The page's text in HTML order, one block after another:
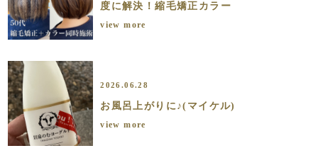
度に解決！縮毛矯正カラー
view more
2026.06.28
お風呂上がりに♪(マイケル)
view more